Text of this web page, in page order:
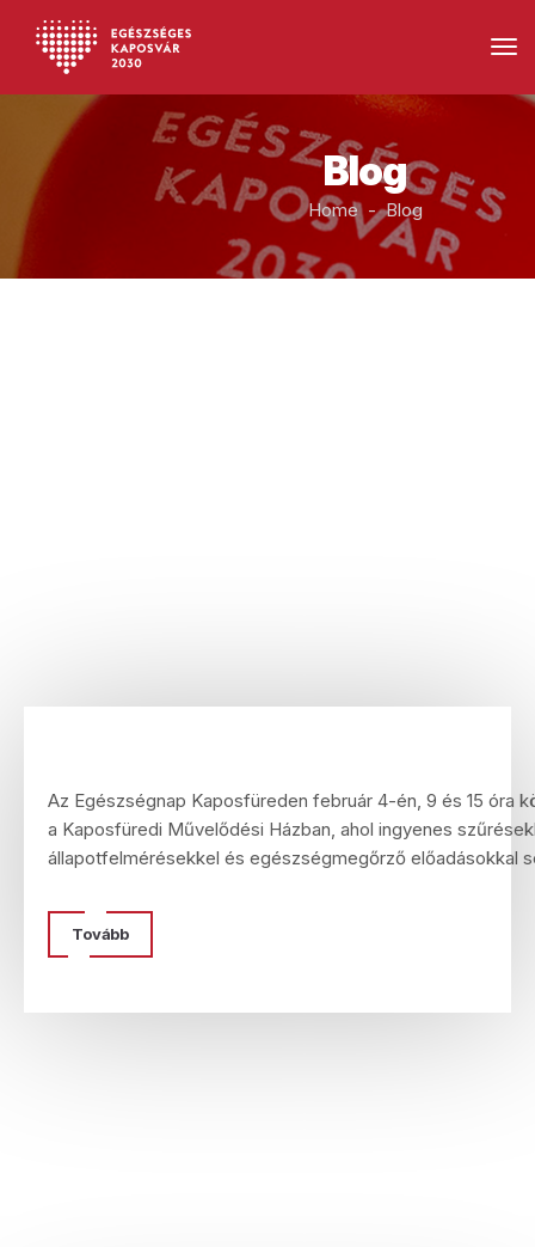
Blog
Home - Blog
Az Egészségnap Kaposfüreden február 4-én, 9 és 15 óra
a Kaposfüredi Művelődési Házban, ahol ingyenes
állapotfelmérésekkel és egészségmegőrző előadásokkal
Tovább